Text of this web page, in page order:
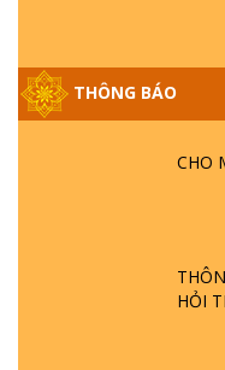
THÔNG BÁO
CHO
HỎI
GIẢI
HỘI
PHẬT
TTTD